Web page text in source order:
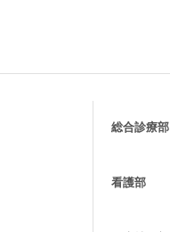
総合診療部
看護部